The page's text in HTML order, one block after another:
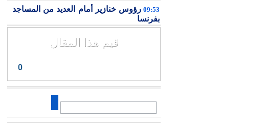
09:53 رؤوس خنازير أمام العديد من المساجد
بفرنسا
قيم هذا المقال
0